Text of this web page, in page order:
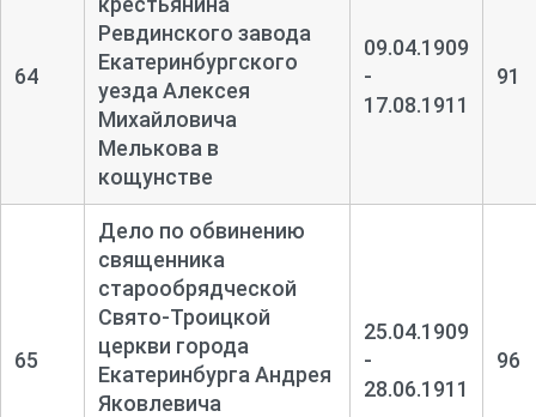
64
Ревдинского завода
Екатеринбургского
уезда Алексея
Михайловича
Мелькова в
кощунстве
09.04.1909
-
17.08.1911
91
65
Дело по обвинению
священника
старообрядческой
Свято-Троицкой
церкви города
Екатеринбурга Андрея
Яковлевича
25.04.1909
-
28.06.1911
96